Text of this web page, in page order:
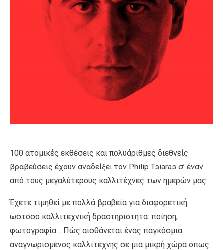
100 ατομικές εκθέσεις και πολυάριθμες διεθνείς
βραβεύσεις έχουν αναδείξει τον Philip Tsiaras σ’ έναν
από τους μεγαλύτερους καλλιτέχνες των ημερών μας.
Έχετε τιμηθεί με πολλά βραβεία για διαφορετική
ωστόσο καλλιτεχνική δραστηριότητα: ποίηση,
φωτογραφία… Πώς αισθάνεται ένας παγκόσμια
αναγνωρισμένος καλλιτέχνης σε μια μικρή χώρα όπως